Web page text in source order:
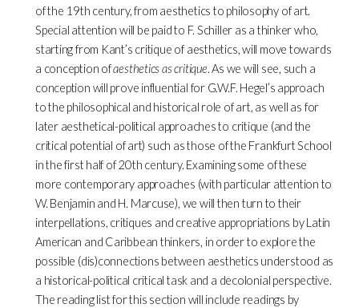
of the 19th century, from aesthetics to philosophy of art.
Special attention will be paid to F. Schiller as a thinker who,
starting from Kant’s critique of aesthetics, will move towards
a conception ofaesthetics as critique. As we will see, such a
conception will prove influential for G.W.F. Hegel’s approach
to the philosophical and historical role of art, as well as for
later aesthetical-political approaches to critique (and the
critical potential of art) such as those of the Frankfurt School
in the first half of 20th century. Examining some of these
more contemporary approaches (with particular attention to
W. Benjamin and H. Marcuse), we will then turn to their
interpellations, critiques and creative appropriations by Latin
American and Caribbean thinkers, in order to explore the
possible (dis)connections between aesthetics understood as
a historical-political critical task and a decolonial perspective.
The reading list for this section will include readings by